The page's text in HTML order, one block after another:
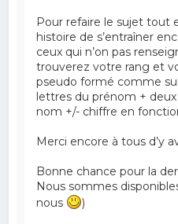
Pour refaire le sujet tout
histoire de s’entraîner
ceux qui n’on pas
trouverez votre rang et
pseudo formé comme
lettres du prénom +
nom +/- chiffre en
Merci encore à tous d’y
Bonne chance pour la
Nous sommes
nous
)